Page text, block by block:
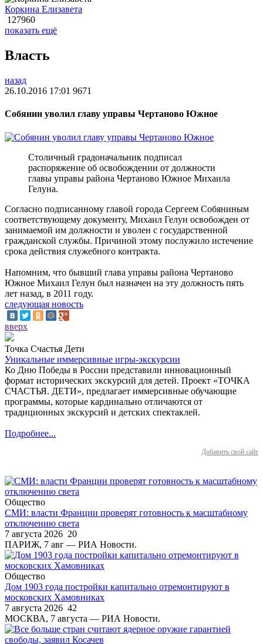
Коркина Елизавета
127960
показать ещё
Власть
назад
26.10.2016 17:01 9671
Собянин уволил главу управы Чертаново Южное
Столичный градоначальник подписал
распоряжение об освобождении от должности
главы управы района Чертаново Южное Михаила
Гелуна.
Согласно подписанному главой города Сергеем Собяниным
соответствующему документу, Михаил Гелун освобожден от
занимаемой им должности и уволен с государственной
гражданской службы. Причиной этому послужило истечение
срока действия служебного контракта.
Напомним, что бывший глава управы района Чертаново
Южное Михаил Гелун был назначен на эту должность пять
лет назад, в 2011 году.
следующая новость
вверх
Точка Счастья Дети
Уникальные иммерсивные игры-экскурсии
Ко Дню Победы в России представили инновационный
формат исторических экскурсий для детей. Проект «ТОЧКА
СЧАСТЬЯ. ДЕТИ», предлагает иммерсивные обучающие
программы, которые кардинально отличаются от
традиционных экскурсий и детских спектаклей.
Подробнее...
Добавить свой сайт
Общество
СМИ: власти Франции проверят готовность к масштабному
отключению света
7 августа 2026 20
ПАРИЖ, 7 авг — РИА Новости.
Общество
Дом 1903 года постройки капитально отремонтируют в
московских Хамовниках
7 августа 2026 42
МОСКВА, 7 августа — РИА Новости.